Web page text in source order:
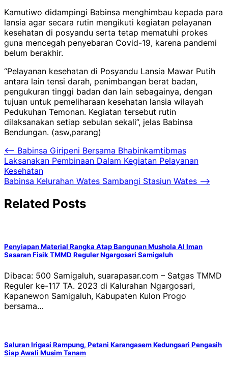
Kamutiwo didampingi Babinsa menghimbau kepada para
lansia agar secara rutin mengikuti kegiatan pelayanan
kesehatan di posyandu serta tetap mematuhi prokes
guna mencegah penyebaran Covid-19, karena pandemi
belum berakhir.
“Pelayanan kesehatan di Posyandu Lansia Mawar Putih
antara lain tensi darah, penimbangan berat badan,
pengukuran tinggi badan dan lain sebagainya, dengan
tujuan untuk pemeliharaan kesehatan lansia wilayah
Pedukuhan Temonan. Kegiatan tersebut rutin
dilaksanakan setiap sebulan sekali”, jelas Babinsa
Bendungan. (asw,parang)
Navigasi
pos
⟵ Babinsa Giripeni Bersama Bhabinkamtibmas
Laksanakan Pembinaan Dalam Kegiatan Pelayanan
Kesehatan
Babinsa Kelurahan Wates Sambangi Stasiun Wates ⟶
Related Posts
Penyiapan Material Rangka Atap Bangunan Mushola Al Iman
Sasaran Fisik TMMD Reguler Ngargosari Samigaluh
Dibaca: 500 Samigaluh, suarapasar.com – Satgas TMMD
Reguler ke-117 TA. 2023 di Kalurahan Ngargosari,
Kapanewon Samigaluh, Kabupaten Kulon Progo
bersama…
Saluran Irigasi Rampung, Petani Karangasem Kedungsari Pengasih
Siap Awali Musim Tanam